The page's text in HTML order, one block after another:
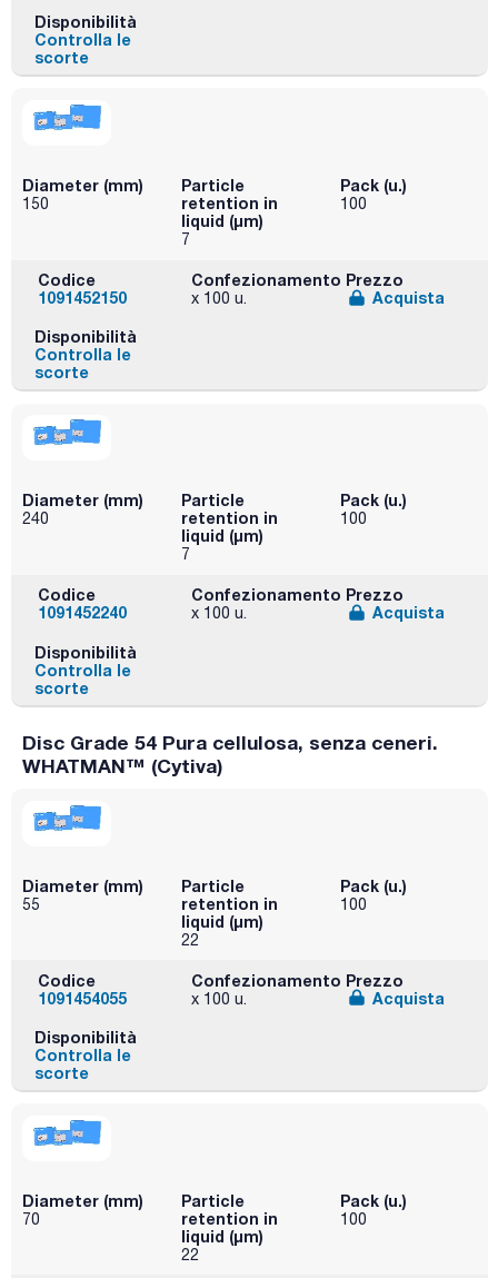
Disponibilità
Controlla le
scorte
Diameter (mm)
150
Particle
retention in
liquid (μm)
7
Pack (u.)
100
Codice
1091452150
Confezionamento
x 100 u.
Prezzo
Acquista
Disponibilità
Controlla le
scorte
Diameter (mm)
240
Particle
retention in
liquid (μm)
7
Pack (u.)
100
Codice
1091452240
Confezionamento
x 100 u.
Prezzo
Acquista
Disponibilità
Controlla le
scorte
Disc Grade 54 Pura cellulosa, senza ceneri.
WHATMAN™ (Cytiva)
Diameter (mm)
55
Particle
retention in
liquid (μm)
22
Pack (u.)
100
Codice
1091454055
Confezionamento
x 100 u.
Prezzo
Acquista
Disponibilità
Controlla le
scorte
Diameter (mm)
70
Particle
retention in
liquid (μm)
22
Pack (u.)
100